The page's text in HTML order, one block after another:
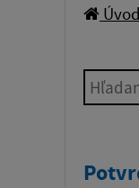
Úvod